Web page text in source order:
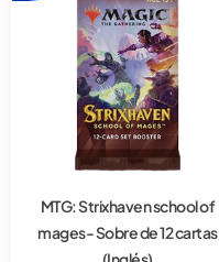
MTG: Strixhaven school of
mages- Sobre de 12 cartas